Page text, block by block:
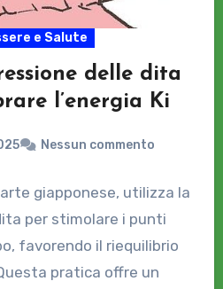
e Salute
delle dita
l’energia Ki
Nessun commento
giapponese, utilizza la
per stimolare i punti
favorendo il riequilibrio
pratica offre un